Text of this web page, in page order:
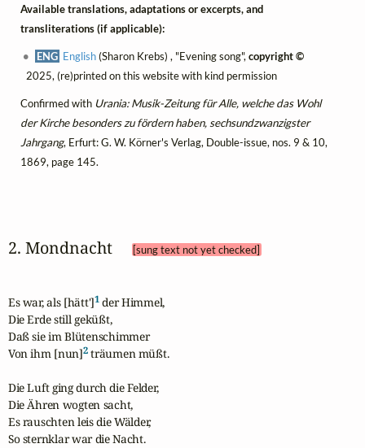
Available translations, adaptations or excerpts, and
transliterations (if applicable):
ENG English(Sharon Krebs) , "Evening song",copyright ©
2025, (re)printed on this website with kind permission
Confirmed with Urania: Musik-Zeitung für Alle, welche das Wohl
der Kirche besonders zu fördern haben, sechsundzwanzigster
Jahrgang, Erfurt: G. W. Körner's Verlag, Double-issue, nos. 9 & 10,
1869, page 145.
2. Mondnacht [sung text not yet checked]
Es war, als [hätt']1 der Himmel,
Die Erde still geküßt,
Daß sie im Blütenschimmer
Von ihm [nun]2 träumen müßt.
Die Luft ging durch die Felder,
Die Ähren wogten sacht,
Es rauschten leis die Wälder,
So sternklar war die Nacht.